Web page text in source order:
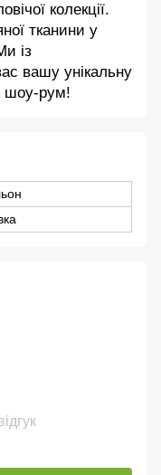
колекції.
тканини у
із
вашу унікальну
шоу-рум!